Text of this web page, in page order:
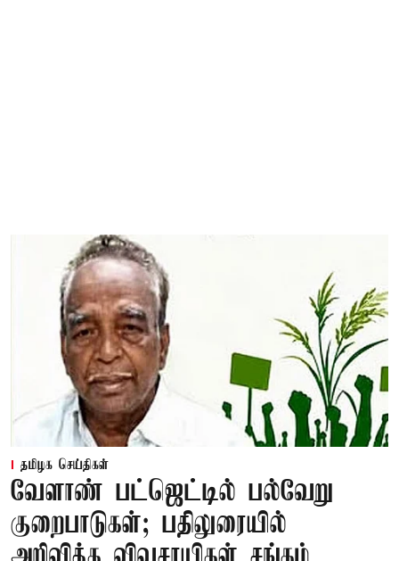
தமிழக செய்திகள்
வேளாண் பட்ஜெட்டில் பல்வேறு
குறைபாடுகள்; பதிலுரையில்